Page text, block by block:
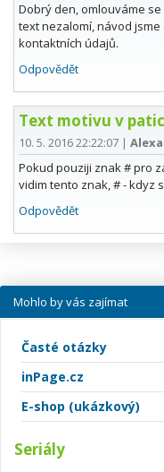
Dobrý den, omlouváme
text nezalomí, návod
kontaktních údajů.
Odpovědět
Text motivu v
10. 5. 2016 22:22:07 |
Pokud pouziji znak # pro
vidim tento znak, # - kdyz
Odpovědět
Mohlo by vás zajímat
Časté otázky
inPage.cz
E-shop (ukázkový)
Seriály